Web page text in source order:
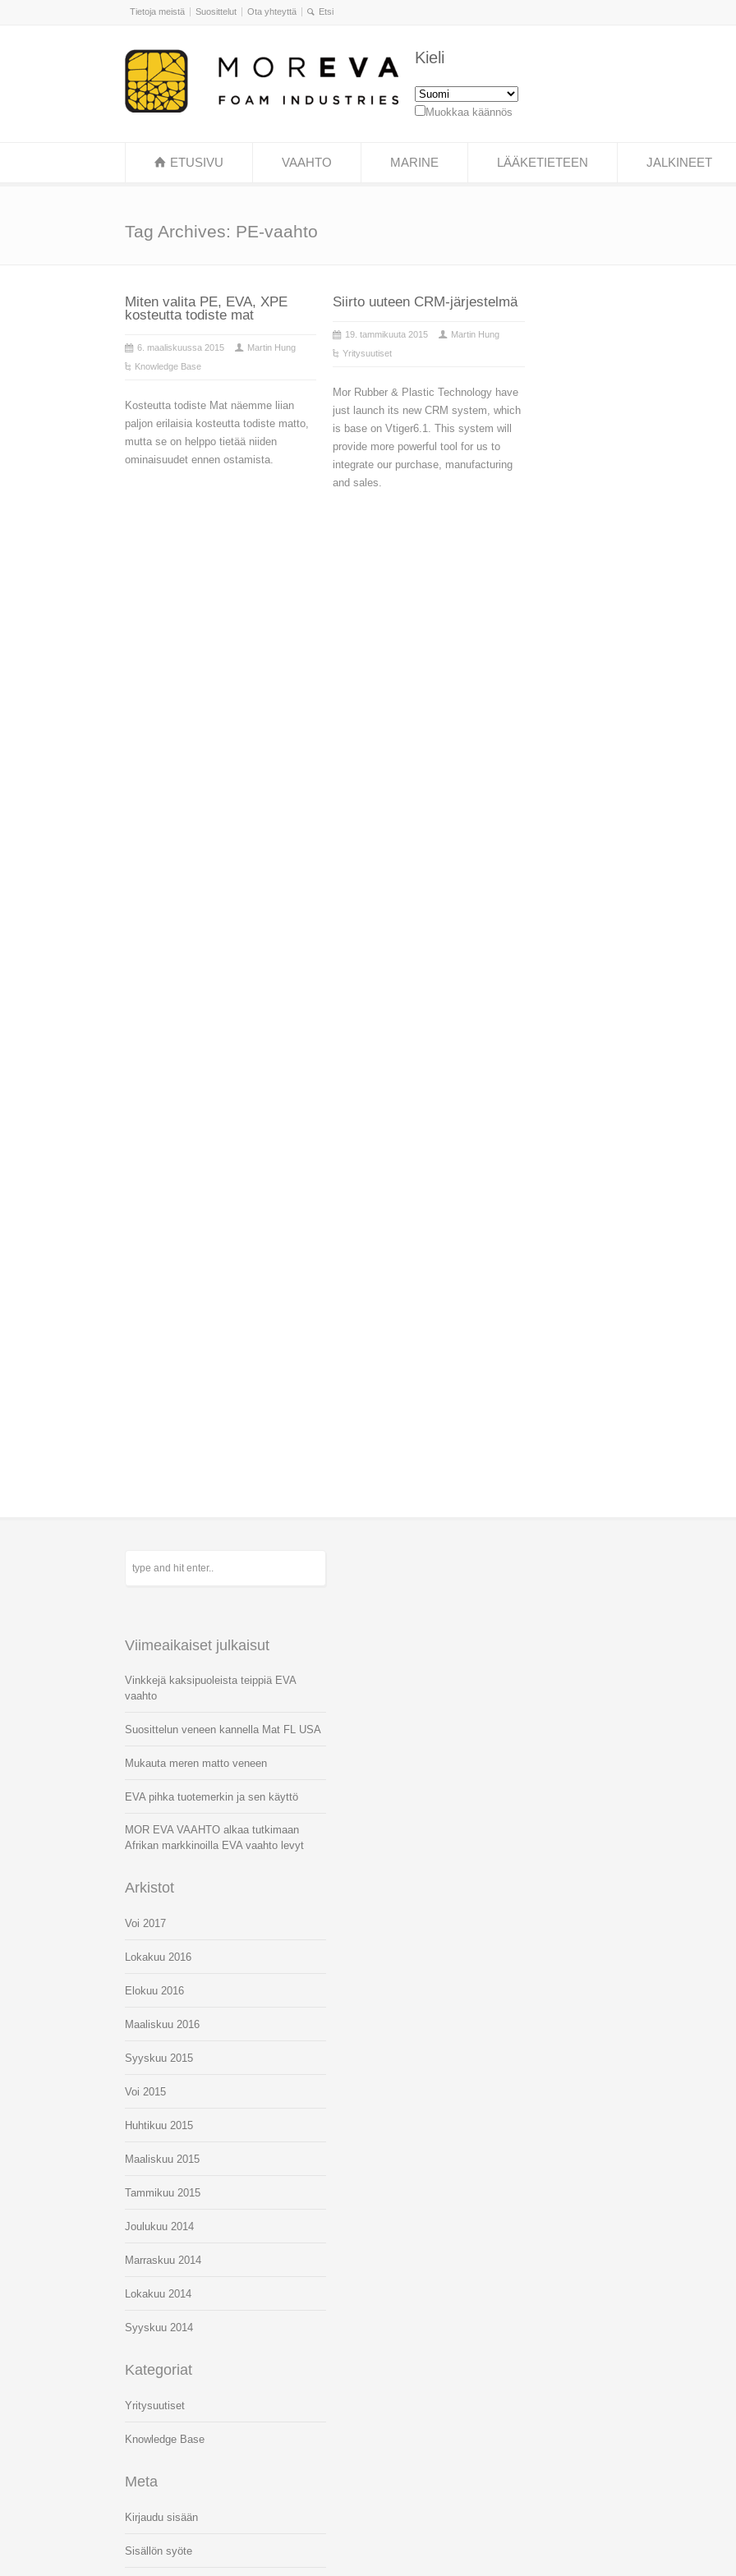
Tietoja meistä Suosittelut Ota yhteyttä
Kieli
Muokkaa käännös
ETUSIVU VAAHTO MARINE LÄÄKETIETEEN JALKINEET
Tag Archives: PE-vaahto
Miten valita PE, EVA, XPE
kosteutta todiste mat
6. maaliskuussa 2015
Martin Hung
Knowledge Base
Kosteutta todiste Mat näemme liian
paljon erilaisia kosteutta todiste matto,
mutta se on helppo tietää niiden
ominaisuudet ennen ostamista.
Siirto uuteen CRM-järjestelmä
19. tammikuuta 2015
Martin Hung
Yritysuutiset
Mor Rubber & Plastic Technology have
just launch its new CRM system, which
is base on Vtiger6.1. This system will
provide more powerful tool for us to
integrate our purchase, manufacturing
and sales.
Viimeaikaiset julkaisut
Vinkkejä kaksipuoleista teippiä EVA
vaahto
Suosittelun veneen kannella Mat FL USA
Mukauta meren matto veneen
EVA pihka tuotemerkin ja sen käyttö
MOR EVA VAAHTO alkaa tutkimaan
Afrikan markkinoilla EVA vaahto levyt
Arkistot
Voi 2017
Lokakuu 2016
Elokuu 2016
Maaliskuu 2016
Syyskuu 2015
Voi 2015
Huhtikuu 2015
Maaliskuu 2015
Tammikuu 2015
Joulukuu 2014
Marraskuu 2014
Lokakuu 2014
Syyskuu 2014
Kategoriat
Yritysuutiset
Knowledge Base
Meta
Kirjaudu sisään
Sisällön syöte